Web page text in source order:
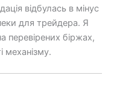
відбулась в мінус
для трейдера. Я
біржах,
механізму.